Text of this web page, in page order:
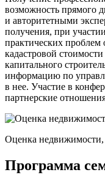
возможность прямого
и авторитетными
получения, при
практических проблем
кадастровой
капитального
информацию по
в нее. Участие в
партнерские
Оценка недвижимости,
Программа